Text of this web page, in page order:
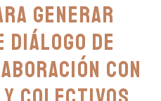
generar
diálogo de
con